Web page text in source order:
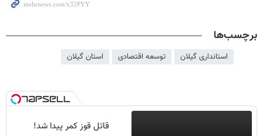
برچسب‌ها
استانداری گیلان توسعه اقتصادی استان گیلان
قاتل قوز کمر پیدا شد!